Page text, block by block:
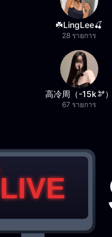
☘️LingLee🍒
28 รายการ
高冷周（-15k🫘）
67 รายการ